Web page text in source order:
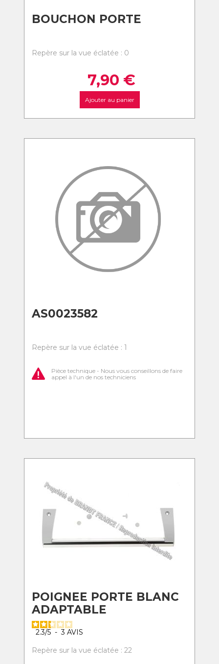
BOUCHON PORTE
Repère sur la vue éclatée : 0
7,90 €
Ajouter au panier
AS0023582
Repère sur la vue éclatée : 1
Pièce technique - Nous vous conseillons de faire
appel à l'un de nos techniciens
POIGNEE PORTE BLANC
ADAPTABLE
2.3/5 - 3 AVIS
Repère sur la vue éclatée : 22